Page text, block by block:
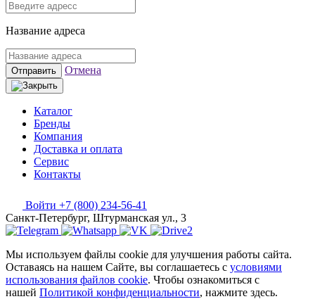
Название адреса
Отправить Отмена
Каталог
Бренды
Компания
Доставка и оплата
Сервис
Контакты
Войти +7 (800) 234-56-41
Санкт-Петербург, Штурманская ул., 3
Мы используем файлы cookie для улучшения работы сайта.
Оставаясь на нашем Сайте, вы соглашаетесь с условиями
использования файлов cookie. Чтобы ознакомиться с
нашей Политикой конфиденциальности, нажмите здесь.